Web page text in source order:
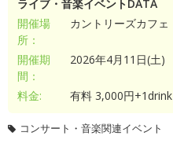
ライブ・音楽イベントDATA
開催場
所：
カントリーズカフェ
開催期
間：
2026年4月11日(土)
料金: 有料 3,000円+1drink
コンサート・音楽関連イベント